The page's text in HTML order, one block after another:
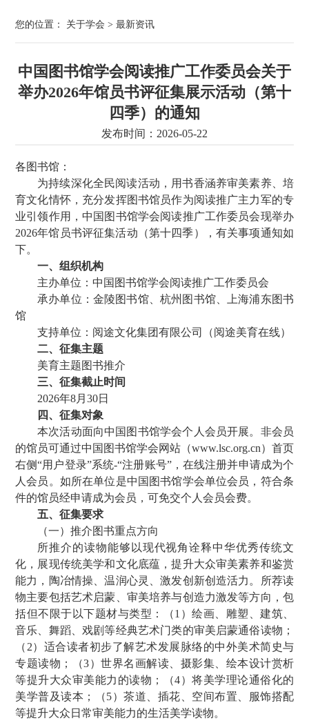
您的位置： 关于学会 > 最新资讯
中国图书馆学会阅读推广工作委员会关于
举办2026年馆员书评征集展示活动（第十
四季）的通知
发布时间：2026-05-22
各图书馆：
为持续深化全民阅读活动，用书香涵养审美素养、培
育文化情怀，充分发挥图书馆员作为阅读推广主力军的专
业引领作用，中国图书馆学会阅读推广工作委员会现举办
2026年馆员书评征集活动（第十四季），有关事项通知如
下。
一、组织机构
主办单位：中国图书馆学会阅读推广工作委员会
承办单位：金陵图书馆、杭州图书馆、上海浦东图书
馆
支持单位：阅途文化集团有限公司（阅途美育在线）
二、征集主题
美育主题图书推介
三、征集截止时间
2026年8月30日
四、征集对象
本次活动面向中国图书馆学会个人会员开展。非会员
的馆员可通过中国图书馆学会网站（www.lsc.org.cn）首页
右侧“用户登录”系统-“注册账号”，在线注册并申请成为个
人会员。如所在单位是中国图书馆学会单位会员，符合条
件的馆员经申请成为会员，可免交个人会员会费。
五、征集要求
（一）推介图书重点方向
所推介的读物能够以现代视角诠释中华优秀传统文
化，展现传统美学和文化底蕴，提升大众审美素养和鉴赏
能力，陶冶情操、温润心灵、激发创新创造活力。所荐读
物主要包括艺术启蒙、审美培养与创造力激发等方向，包
括但不限于以下题材与类型：（1）绘画、雕塑、建筑、
音乐、舞蹈、戏剧等经典艺术门类的审美启蒙通俗读物；
（2）适合读者初步了解艺术发展脉络的中外美术简史与
专题读物；（3）世界名画解读、摄影集、绘本设计赏析
等提升大众审美能力的读物；（4）将美学理论通俗化的
美学普及读本；（5）茶道、插花、空间布置、服饰搭配
等提升大众日常审美能力的生活美学读物。